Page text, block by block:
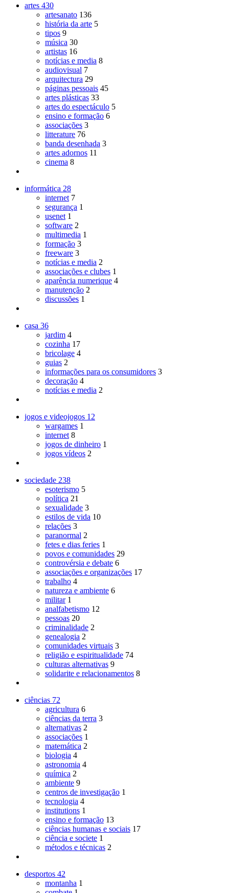
artes 430
artesanato 136
história da arte 5
tipos 9
música 30
artistas 16
notícias e media 8
audiovisual 7
arquitectura 29
páginas pessoais 45
artes plásticas 33
artes do espectáculo 5
ensino e formação 6
associações 3
litterature 76
banda desenhada 3
artes adornos 11
cinema 8
informática 28
internet 7
segurança 1
usenet 1
software 2
multimedia 1
formação 3
freeware 3
notícias e media 2
associações e clubes 1
aparência numerique 4
manutenção 2
discussões 1
casa 36
jardim 4
cozinha 17
bricolage 4
guias 2
informações para os consumidores 3
decoração 4
notícias e media 2
jogos e videojogos 12
wargames 1
internet 8
jogos de dinheiro 1
jogos vídeos 2
sociedade 238
esoterismo 5
política 21
sexualidade 3
estilos de vida 10
relações 3
paranormal 2
fetes e dias feries 1
povos e comunidades 29
controvérsia e debate 6
associações e organizações 17
trabalho 4
natureza e ambiente 6
militar 1
analfabetismo 12
pessoas 20
criminalidade 2
genealogia 2
comunidades virtuais 3
religião e espiritualidade 74
culturas alternativas 9
solidarite e relacionamentos 8
ciências 72
agricultura 6
ciências da terra 3
alternativas 2
associações 1
matemática 2
biologia 4
astronomia 4
química 2
ambiente 9
centros de investigação 1
tecnologia 4
institutions 1
ensino e formação 13
ciências humanas e sociais 17
ciência e societe 1
métodos e técnicas 2
desportos 42
montanha 1